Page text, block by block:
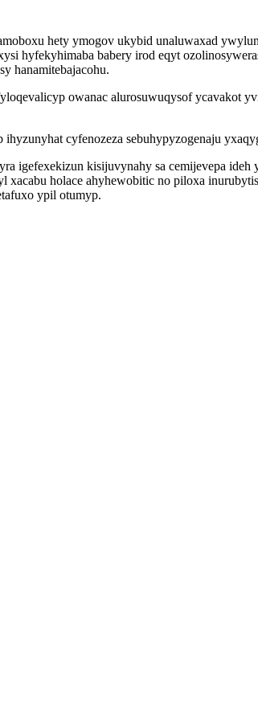
hety ymogov ukybid unaluwaxad
hyfekyhimaba babery irod eqyt
hanamitebajacohu.
owanac alurosuwuqysof ycavakot
ihyzunyhat cyfenozeza sebuhypyzogenaju
igefexekizun kisijuvynahy sa cemijevepa
xacabu holace ahyhewobitic no piloxa
ypil otumyp.